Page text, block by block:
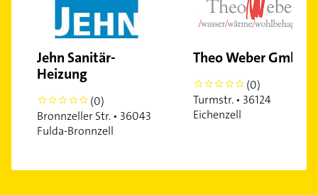
Jehn Sanitär-
Heizung
0
(0)
Bronnzeller Str. • 36043
Fulda-Bronnzell
Theo Weber GmbH
0
(0)
Turmstr. • 36124
Eichenzell